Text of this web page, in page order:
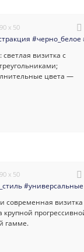
90 x 50
#черно_белое
90 x 50
#универсальные